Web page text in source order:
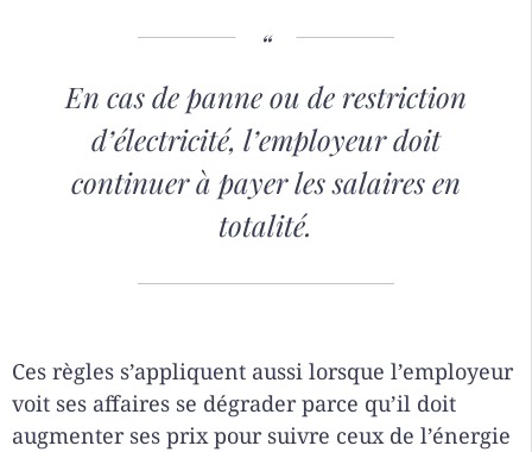
En cas de panne ou de restriction
d’électricité, l’employeur doit
continuer à payer les salaires en
totalité.
Ces règles s’appliquent aussi lorsque l’employeur
voit ses affaires se dégrader parce qu’il doit
augmenter ses prix pour suivre ceux de l’énergie